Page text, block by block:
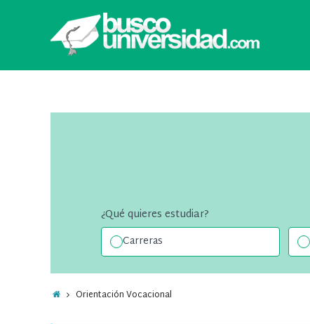
¿Qué quieres estudiar?
Carreras
Orientación Vocacional